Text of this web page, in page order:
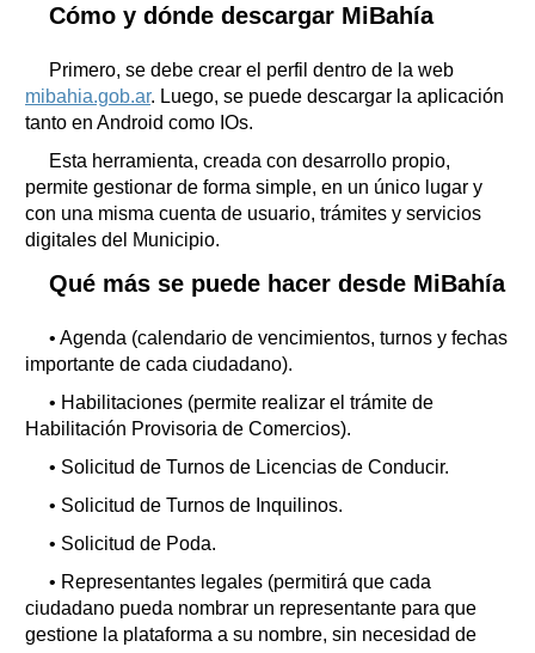
Cómo y dónde descargar MiBahía
Primero, se debe crear el perfil dentro de la web
mibahia.gob.ar. Luego, se puede descargar la aplicación
tanto en Android como IOs.
Esta herramienta, creada con desarrollo propio,
permite gestionar de forma simple, en un único lugar y
con una misma cuenta de usuario, trámites y servicios
digitales del Municipio.
Qué más se puede hacer desde MiBahía
• Agenda (calendario de vencimientos, turnos y fechas
importante de cada ciudadano).
• Habilitaciones (permite realizar el trámite de
Habilitación Provisoria de Comercios).
• Solicitud de Turnos de Licencias de Conducir.
• Solicitud de Turnos de Inquilinos.
• Solicitud de Poda.
• Representantes legales (permitirá que cada
ciudadano pueda nombrar un representante para que
gestione la plataforma a su nombre, sin necesidad de